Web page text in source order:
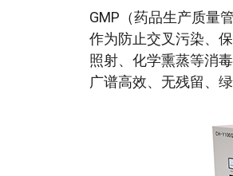
GMP（药品生产质量
作为防止交叉污染、
照射、化学熏蒸等消
广谱高效、无残留、